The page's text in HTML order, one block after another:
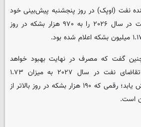
نفت (اوپک) در روز پنجشنبه پیش‌بینی خود
از رشد تقاضای جهانی نفت در سال ۲۰۲۶ را به ۹۷۰ هزار بشکه در روز
گفت که مصرف در نهایت بهبود خواهد
یافت. اوپک انتظار دارد تقاضای نفت در سال ۲۰۲۷ به میزان ۱.۷۳
میلیون بشکه در روز افزایش یابد؛ رقمی که ۱۹۰ هزار بشکه در روز بالاتر از
است.